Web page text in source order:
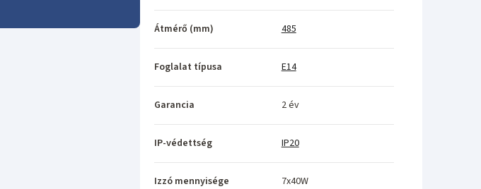
Átmérő (mm) 485
Foglalat típusa E14
Garancia 2 év
IP-védettség IP20
Izzó mennyisége 7x40W